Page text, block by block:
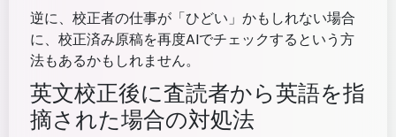
逆に、校正者の仕事が「ひどい」かもしれない場合
に、校正済み原稿を再度AIでチェックするという方
法もあるかもしれません。
英文校正後に査読者から英語を指
摘された場合の対処法